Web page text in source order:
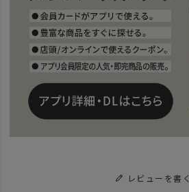
レビューを書く